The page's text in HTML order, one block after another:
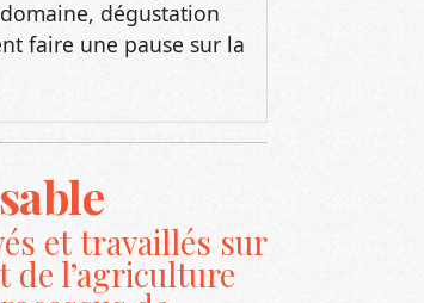
et travaillés sur
l’agriculture
de
et
la chimie.